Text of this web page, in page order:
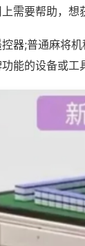
需要帮助，想
器;普通麻将
能的设备或工